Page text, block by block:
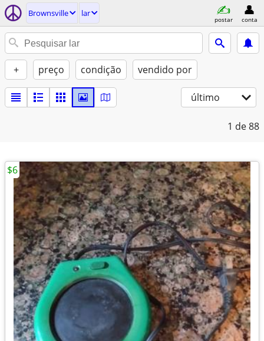
Brownsville lar
postar conta
+ preço condição vendido por
último
1 de 88
$6